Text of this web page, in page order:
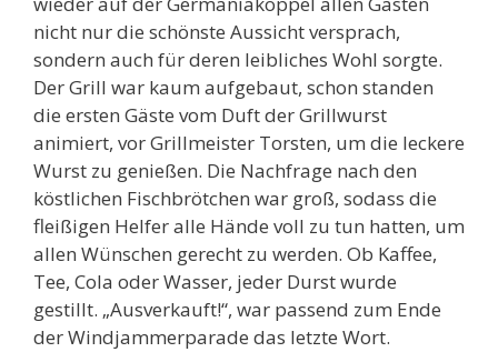
nicht nur die schönste Aussicht versprach,
sondern auch für deren leibliches Wohl sorgte.
Der Grill war kaum aufgebaut, schon standen
die ersten Gäste vom Duft der Grillwurst
animiert, vor Grillmeister Torsten, um die leckere
Wurst zu genießen. Die Nachfrage nach den
köstlichen Fischbrötchen war groß, sodass die
fleißigen Helfer alle Hände voll zu tun hatten, um
allen Wünschen gerecht zu werden. Ob Kaffee,
Tee, Cola oder Wasser, jeder Durst wurde
gestillt. „Ausverkauft!“, war passend zum Ende
der Windjammerparade das letzte Wort.